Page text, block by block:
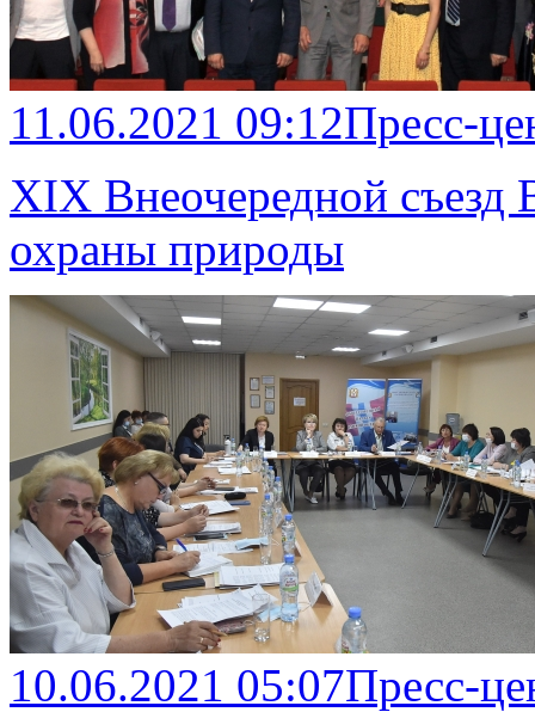
11.06.2021 09:12Пресс-
XIX Внеочередной съезд
охраны природы
10.06.2021 05:07Пресс-